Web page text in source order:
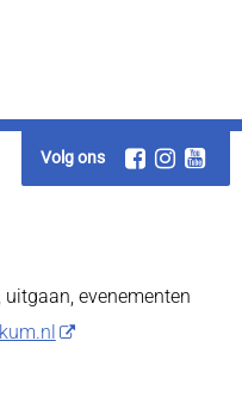
Volg ons
evenementen